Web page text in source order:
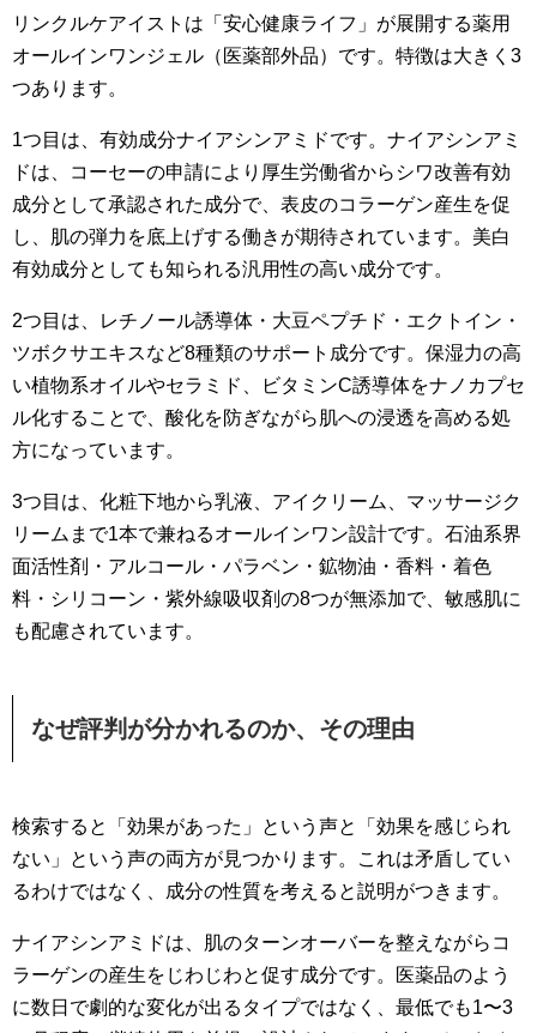
リンクルケアイストは「安心健康ライフ」が展開する薬用
オールインワンジェル（医薬部外品）です。特徴は大きく3
つあります。
1つ目は、有効成分ナイアシンアミドです。ナイアシンアミ
ドは、コーセーの申請により厚生労働省からシワ改善有効
成分として承認された成分で、表皮のコラーゲン産生を促
し、肌の弾力を底上げする働きが期待されています。美白
有効成分としても知られる汎用性の高い成分です。
2つ目は、レチノール誘導体・大豆ペプチド・エクトイン・
ツボクサエキスなど8種類のサポート成分です。保湿力の高
い植物系オイルやセラミド、ビタミンC誘導体をナノカプセ
ル化することで、酸化を防ぎながら肌への浸透を高める処
方になっています。
3つ目は、化粧下地から乳液、アイクリーム、マッサージク
リームまで1本で兼ねるオールインワン設計です。石油系界
面活性剤・アルコール・パラベン・鉱物油・香料・着色
料・シリコーン・紫外線吸収剤の8つが無添加で、敏感肌に
も配慮されています。
なぜ評判が分かれるのか、その理由
検索すると「効果があった」という声と「効果を感じられ
ない」という声の両方が見つかります。これは矛盾してい
るわけではなく、成分の性質を考えると説明がつきます。
ナイアシンアミドは、肌のターンオーバーを整えながらコ
ラーゲンの産生をじわじわと促す成分です。医薬品のよう
に数日で劇的な変化が出るタイプではなく、最低でも1〜3